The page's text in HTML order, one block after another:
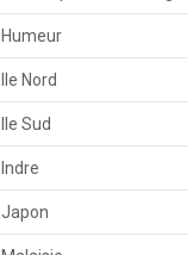
Humeur
Ile Nord
Ile Sud
Indre
Japon